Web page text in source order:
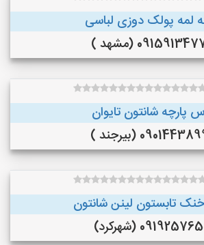
لمه پولک دوزی لباسی
(مشهد )
پارچه شانتون تایوان
(بیرجند )
تابستون لینن شانتون
(شهرکرد)